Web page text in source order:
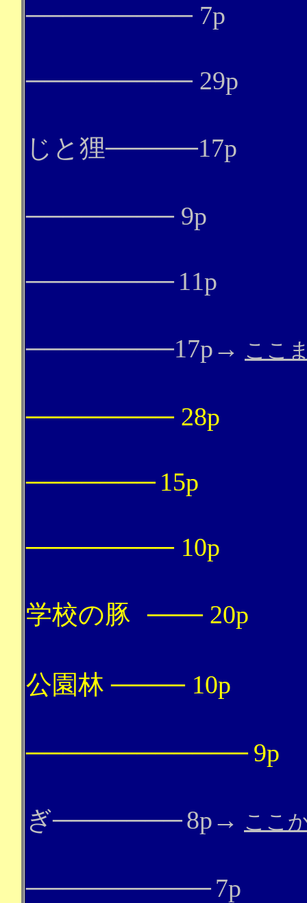
───────── 7p
───────── 29p
じと狸─────17p
──────── 9p
──────── 11p
────────17p→ ここ
──────── 28p
─────── 15p
──────── 10p
学校の豚 ─── 20p
公園林 ──── 10p
──────────── 9p
ぎ───────8p→ ここ
──────────7p